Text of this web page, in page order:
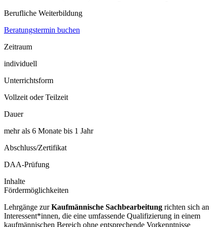
Berufliche Weiterbildung
Beratungstermin buchen
Zeitraum
individuell
Unterrichtsform
Vollzeit oder Teilzeit
Dauer
mehr als 6 Monate bis 1 Jahr
Abschluss/Zertifikat
DAA-Prüfung
Inhalte
Fördermöglichkeiten
Lehrgänge zurKaufmännische Sachbearbeitung richten sich an
Interessent*innen, die eine umfassende Qualifizierung in einem
kaufmännischen Bereich ohne entsprechende Vorkenntnisse